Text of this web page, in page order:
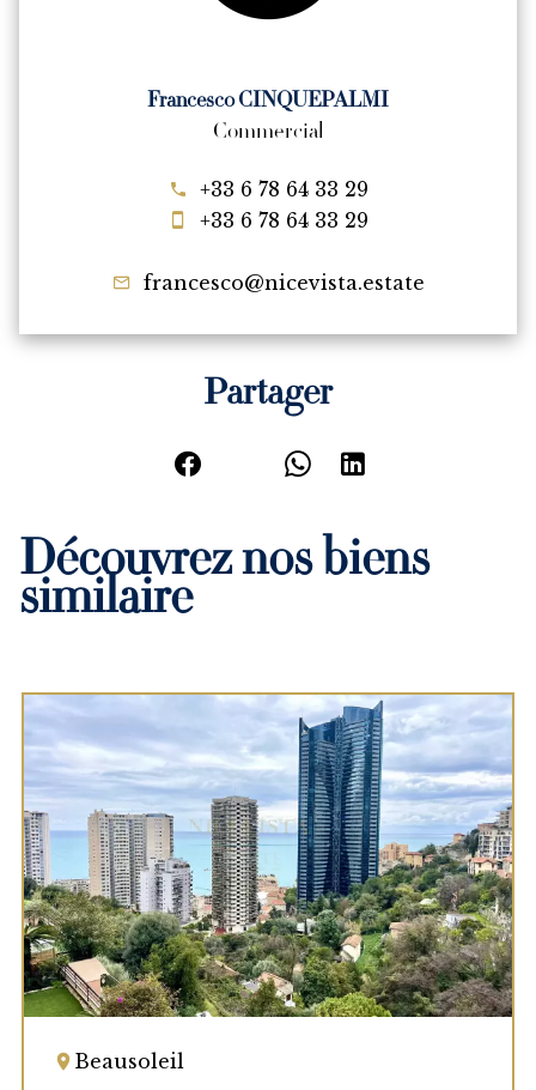
Francesco CINQUEPALMI
Commercial
+33 6 78 64 33 29
+33 6 78 64 33 29
francesco@nicevista.estate
Partager
Découvrez nos biens
similaire
Beausoleil